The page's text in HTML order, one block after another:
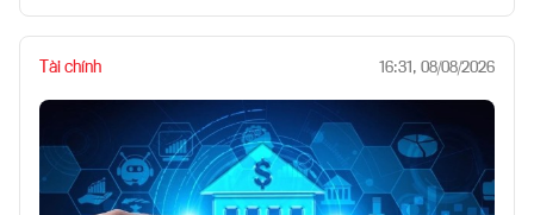
Tài chính 16:31, 08/08/2026